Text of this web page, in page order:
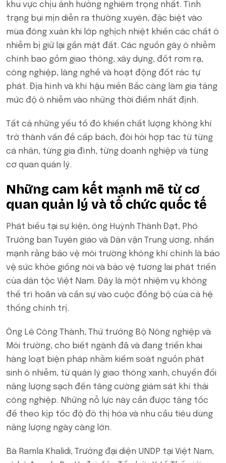
khu vực chịu ảnh hưởng nghiêm trọng nhất. Tình
trạng bụi mịn diễn ra thường xuyên, đặc biệt vào
mùa đông xuân khi lớp nghịch nhiệt khiến các chất ô
nhiễm bị giữ lại gần mặt đất. Các nguồn gây ô nhiễm
chính bao gồm giao thông, xây dựng, đốt rơm rạ,
công nghiệp, làng nghề và hoạt động đốt rác tự
phát. Địa hình và khí hậu miền Bắc càng làm gia tăng
mức độ ô nhiễm vào những thời điểm nhất định.
Tất cả những yếu tố đó khiến chất lượng không khí
trở thành vấn đề cấp bách, đòi hỏi hợp tác từ từng
cá nhân, từng gia đình, từng doanh nghiệp và từng
cơ quan quản lý.
Những cam kết mạnh mẽ từ cơ
quan quản lý và tổ chức quốc tế
Phát biểu tại sự kiện, ông Huỳnh Thành Đạt, Phó
Trưởng ban Tuyên giáo và Dân vận Trung ương, nhấn
mạnh rằng bảo vệ môi trường không khí chính là bảo
vệ sức khỏe giống nòi và bảo vệ tương lai phát triển
của dân tộc Việt Nam. Đây là một nhiệm vụ không
thể trì hoãn và cần sự vào cuộc đồng bộ của cả hệ
thống chính trị.
Ông Lê Công Thành, Thứ trưởng Bộ Nông nghiệp và
Môi trường, cho biết ngành đã và đang triển khai
hàng loạt biện pháp nhằm kiểm soát nguồn phát
sinh ô nhiễm, từ quản lý giao thông xanh, chuyển đổi
năng lượng sạch đến tăng cường giám sát khí thải
công nghiệp. Những nỗ lực này cần được tăng tốc
để theo kịp tốc độ đô thị hóa và nhu cầu tiêu dùng
năng lượng ngày càng lớn.
Bà Ramla Khalidi, Trưởng đại diện UNDP tại Việt Nam,